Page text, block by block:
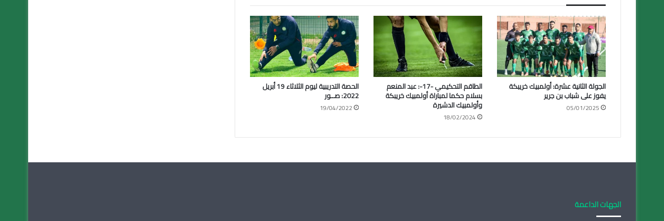
الجولة الثانية عشرة: أولمبيك خريبكة
يفوز على شباب بن جرير
05/01/2025
الطاقم التحكيمي -17-: عبد المنعم
بسلام حكما لمباراة أولمبيك خريبكة
وأولمبيك الدشيرة
18/02/2024
الحصة التدريبية ليوم الثلاثاء 19 أبريل
2022: صــور
19/04/2022
الجهات الداعمة